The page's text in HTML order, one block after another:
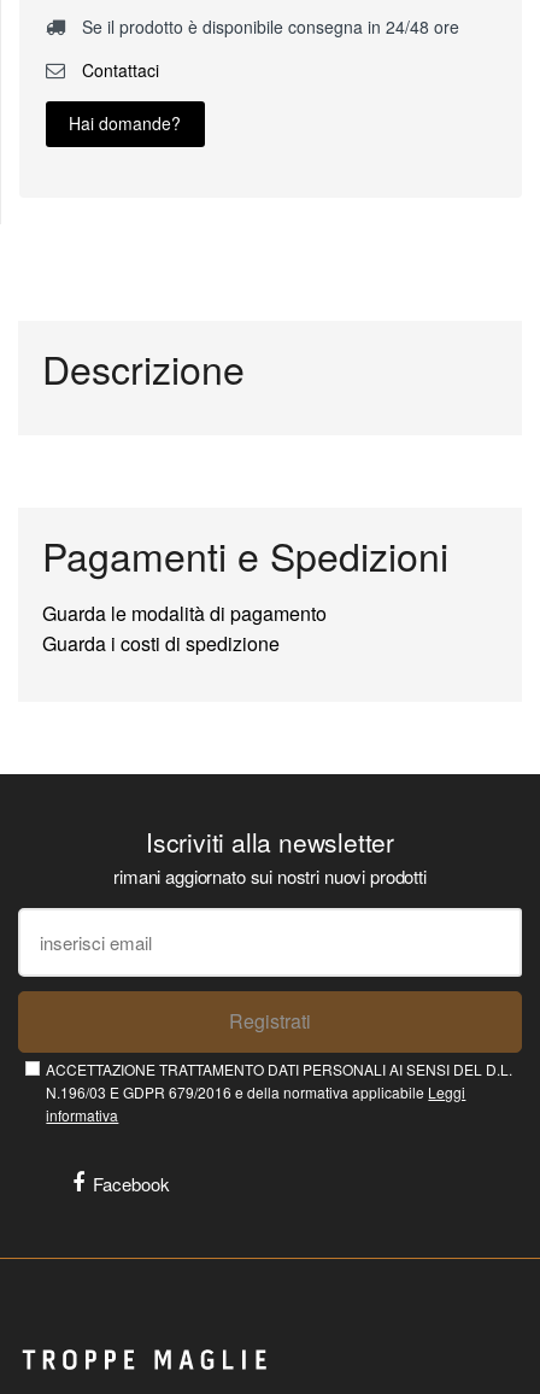
Se il prodotto è disponibile consegna in 24/48 ore
Contattaci
Hai domande?
Descrizione
Pagamenti e Spedizioni
Guarda le modalità di pagamento
Guarda i costi di spedizione
Iscriviti alla newsletter
rimani aggiornato sui nostri nuovi prodotti
Registrati
ACCETTAZIONE TRATTAMENTO DATI PERSONALI AI SENSI DEL D.L.
N.196/03 E GDPR 679/2016 e della normativa applicabile Leggi
informativa
Facebook